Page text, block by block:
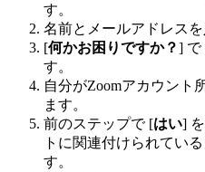
す。
名前とメールアドレスを
[何かお困りですか？] で
す。
自分がZoomアカウント
ます。
前のステップで [はい]
トに関連付けられてい
す。